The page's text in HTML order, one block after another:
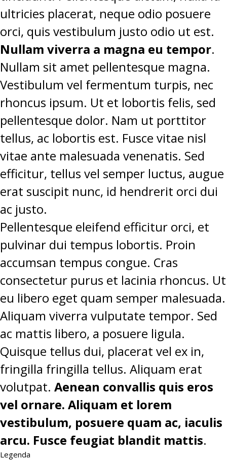
ultricies placerat, neque odio posuere
orci, quis vestibulum justo odio ut est.
Nullam viverra a magna eu tempor.
Nullam sit amet pellentesque magna.
Vestibulum vel fermentum turpis, nec
rhoncus ipsum. Ut et lobortis felis, sed
pellentesque dolor. Nam ut porttitor
tellus, ac lobortis est. Fusce vitae nisl
vitae ante malesuada venenatis. Sed
efficitur, tellus vel semper luctus, augue
erat suscipit nunc, id hendrerit orci dui
ac justo.
Pellentesque eleifend efficitur orci, et
pulvinar dui tempus lobortis. Proin
accumsan tempus congue. Cras
consectetur purus et lacinia rhoncus. Ut
eu libero eget quam semper malesuada.
Aliquam viverra vulputate tempor. Sed
ac mattis libero, a posuere ligula.
Quisque tellus dui, placerat vel ex in,
fringilla fringilla tellus. Aliquam erat
volutpat. Aenean convallis quis eros
vel ornare. Aliquam et lorem
vestibulum, posuere quam ac, iaculis
arcu. Fusce feugiat blandit mattis.
Legenda